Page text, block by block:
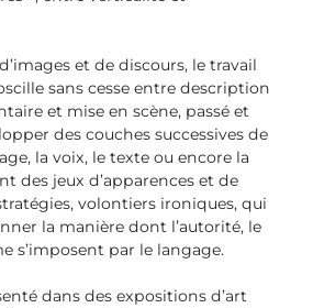
et de discours, le travail
sans cesse entre description
et mise en scène, passé et
des couches successives de
la voix, le texte ou encore la
des jeux d’apparences et de
volontiers ironiques, qui
la manière dont l’autorité, le
s’imposent par le langage.
dans des expositions d’art